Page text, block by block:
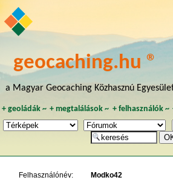
geocaching.hu ®
a Magyar Geocaching Közhasznú
+ geoládák~ +megtalálások ~ + felhasználók~
Felhasználónév:
Modko42